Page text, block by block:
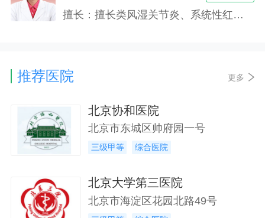
擅长：擅长类风湿关节炎、系统性红斑狼疮、干燥综合征、硬皮病等结缔组织病以及痛风、骨关节炎、强直性脊柱炎、银屑病关节炎及脊柱关节病等各种风湿免疫性疾病的诊断及治疗。
推荐医院 更多
北京协和医院
北京市东城区帅府园一号
三级甲等 综合医院
北京大学第三医院
北京市海淀区花园北路49号